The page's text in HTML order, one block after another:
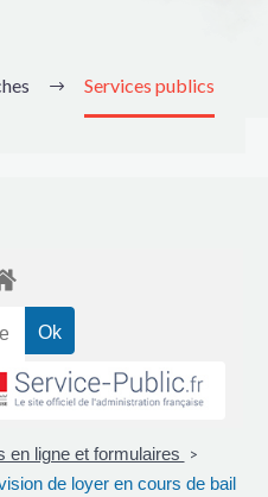
Services publics
en ligne et formulaires >
de loyer en cours de bail